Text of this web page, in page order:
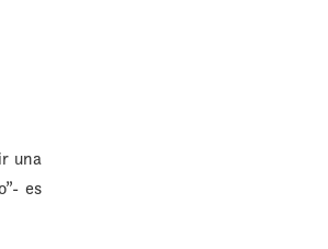
una
es